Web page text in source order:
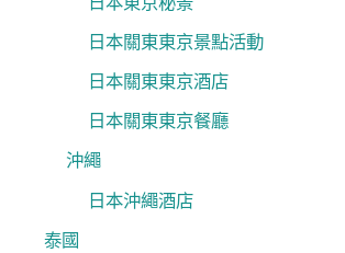
日本關東東京景點活動
日本關東東京酒店
日本關東東京餐廳
沖繩
日本沖繩酒店
泰國